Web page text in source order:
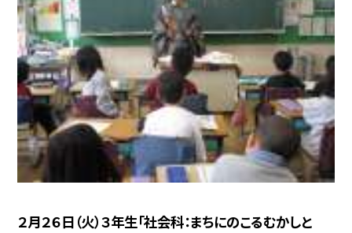
２月２６日（火）３年生「社会科：まちにのこるむかしと